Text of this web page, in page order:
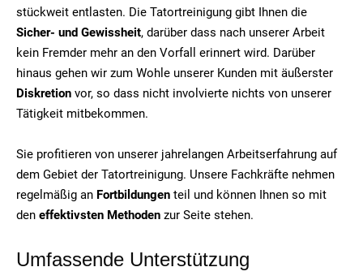
stückweit entlasten. Die Tatortreinigung gibt Ihnen die
Sicher- und Gewissheit, darüber dass nach unserer Arbeit
kein Fremder mehr an den Vorfall erinnert wird. Darüber
hinaus gehen wir zum Wohle unserer Kunden mit äußerster
Diskretion vor, so dass nicht involvierte nichts von unserer
Tätigkeit mitbekommen.
Sie profitieren von unserer jahrelangen Arbeitserfahrung auf
dem Gebiet der Tatortreinigung. Unsere Fachkräfte nehmen
regelmäßig an Fortbildungen teil und können Ihnen so mit
den effektivsten Methoden zur Seite stehen.
Umfassende Unterstützung